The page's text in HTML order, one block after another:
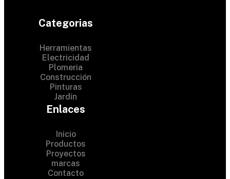
Categorias
Herramientas
Electricidad
Plomeria
Construcción
Pinturas
Jardin
Enlaces
Inicio
Productos
Proyectos
marcas
Contacto